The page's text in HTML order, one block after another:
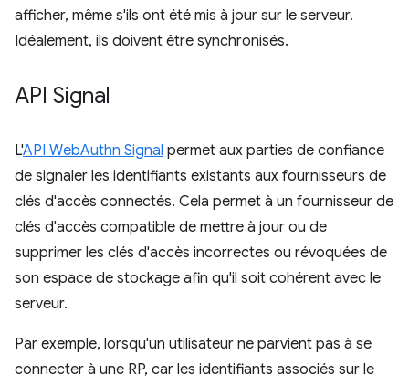
afficher, même s'ils ont été mis à jour sur le serveur.
Idéalement, ils doivent être synchronisés.
API Signal
L'API WebAuthn Signal permet aux parties de confiance
de signaler les identifiants existants aux fournisseurs de
clés d'accès connectés. Cela permet à un fournisseur de
clés d'accès compatible de mettre à jour ou de
supprimer les clés d'accès incorrectes ou révoquées de
son espace de stockage afin qu'il soit cohérent avec le
serveur.
Par exemple, lorsqu'un utilisateur ne parvient pas à se
connecter à une RP, car les identifiants associés sur le